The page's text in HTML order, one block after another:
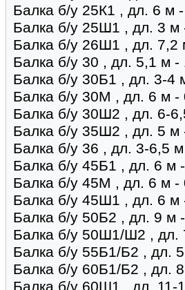
Балка б/у 25К1 , дл. 6 м
Балка б/у 25Ш1 , дл. 3 м
Балка б/у 26Ш1 , дл. 7,2
Балка б/у 30 , дл. 5,1 м -
Балка б/у 30Б1 , дл. 3-4
Балка б/у 30М , дл. 6 м -
Балка б/у 30Ш2 , дл. 6-
Балка б/у 35Ш2 , дл. 5 м
Балка б/у 36 , дл. 3-6,5
Балка б/у 45Б1 , дл. 6 м
Балка б/у 45М , дл. 6 м -
Балка б/у 45Ш1 , дл. 6 м
Балка б/у 50Б2 , дл. 9 м
Балка б/у 50Ш1/Ш2 , дл.
Балка б/у 55Б1/Б2 , дл.
Балка б/у 60Б1/Б2 , дл.